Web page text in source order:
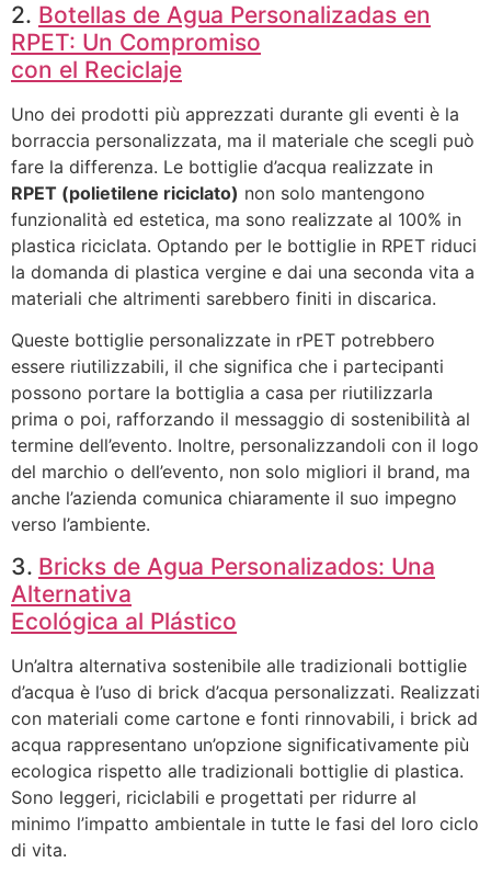
2. Botellas de Agua Personalizadas en
RPET: Un Compromiso
con el Reciclaje
Uno dei prodotti più apprezzati durante gli eventi è la
borraccia personalizzata, ma il materiale che scegli può
fare la differenza. Le bottiglie d’acqua realizzate in
RPET (polietilene riciclato) non solo mantengono
funzionalità ed estetica, ma sono realizzate al 100% in
plastica riciclata. Optando per le bottiglie in RPET riduci
la domanda di plastica vergine e dai una seconda vita a
materiali che altrimenti sarebbero finiti in discarica.
Queste bottiglie personalizzate in rPET potrebbero
essere riutilizzabili, il che significa che i partecipanti
possono portare la bottiglia a casa per riutilizzarla
prima o poi, rafforzando il messaggio di sostenibilità al
termine dell’evento. Inoltre, personalizzandoli con il logo
del marchio o dell’evento, non solo migliori il brand, ma
anche l’azienda comunica chiaramente il suo impegno
verso l’ambiente.
3. Bricks de Agua Personalizados: Una
Alternativa
Ecológica al Plástico
Un’altra alternativa sostenibile alle tradizionali bottiglie
d’acqua è l’uso di brick d’acqua personalizzati. Realizzati
con materiali come cartone e fonti rinnovabili, i brick ad
acqua rappresentano un’opzione significativamente più
ecologica rispetto alle tradizionali bottiglie di plastica.
Sono leggeri, riciclabili e progettati per ridurre al
minimo l’impatto ambientale in tutte le fasi del loro ciclo
di vita.